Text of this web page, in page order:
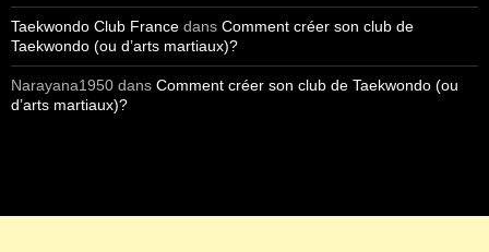
Taekwondo Club France dans Comment créer son club de
Taekwondo (ou d’arts martiaux)?
Narayana1950 dans Comment créer son club de Taekwondo (ou
d’arts martiaux)?